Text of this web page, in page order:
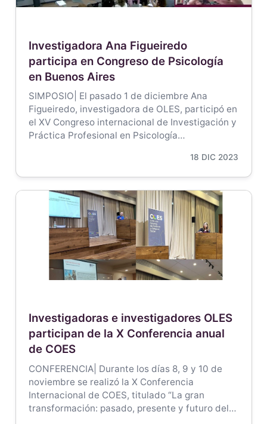
Investigadora Ana Figueiredo
participa en Congreso de Psicología
en Buenos Aires
SIMPOSIO| El pasado 1 de diciembre Ana
Figueiredo, investigadora de OLES, participó en
el XV Congreso internacional de Investigación y
Práctica Profesional en Psicología…
18 DIC 2023
Investigadoras e investigadores OLES
participan de la X Conferencia anual
de COES
CONFERENCIA| Durante los días 8, 9 y 10 de
noviembre se realizó la X Conferencia
Internacional de COES, titulado “La gran
transformación: pasado, presente y futuro del…